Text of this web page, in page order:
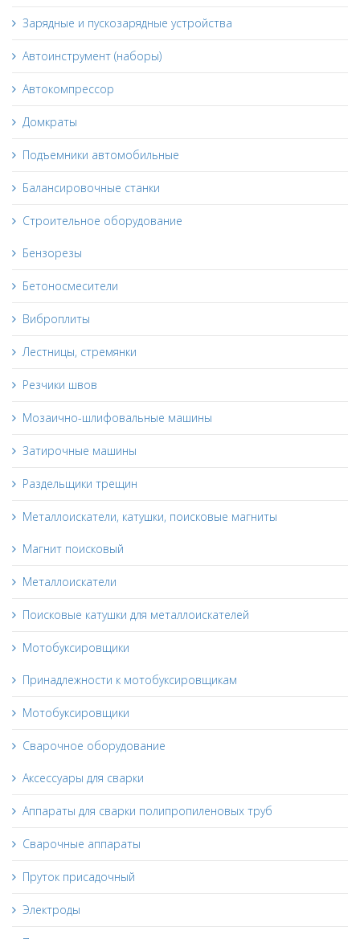
Зарядные и пускозарядные устройства
Автоинструмент (наборы)
Автокомпрессор
Домкраты
Подъемники автомобильные
Балансировочные станки
Строительное оборудование
Бензорезы
Бетоносмесители
Виброплиты
Лестницы, стремянки
Резчики швов
Мозаично-шлифовальные машины
Затирочные машины
Раздельщики трещин
Металлоискатели, катушки, поисковые магниты
Магнит поисковый
Металлоискатели
Поисковые катушки для металлоискателей
Мотобуксировщики
Принадлежности к мотобуксировщикам
Мотобуксировщики
Сварочное оборудование
Аксессуары для сварки
Аппараты для сварки полипропиленовых труб
Сварочные аппараты
Пруток присадочный
Электроды